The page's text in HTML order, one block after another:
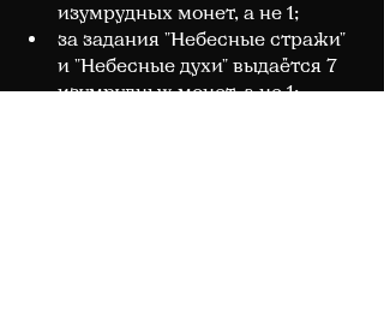
изумрудных монет, а не 1;
за задания "Небесные стражи"
и "Небесные духи" выдаётся 7
изумрудных монет, а не 1;